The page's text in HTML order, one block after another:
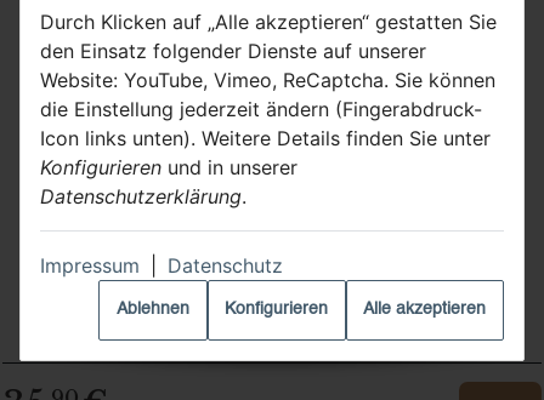
Durch Klicken auf „Alle akzeptieren“ gestatten Sie
den Einsatz folgender Dienste auf unserer
Website: YouTube, Vimeo, ReCaptcha. Sie können
die Einstellung jederzeit ändern (Fingerabdruck-
Icon links unten). Weitere Details finden Sie unter
Konfigurieren und in unserer
Datenschutzerklärung.
Impressum Datenschutz
Ablehnen Konfigurieren Alle akzeptieren
„ry Botrytis“ 2019
Mosel